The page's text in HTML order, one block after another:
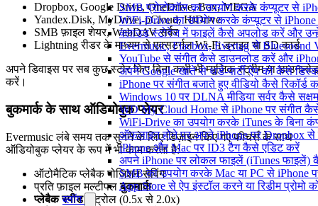
SMB प्रोटोकॉल का उपयोग करके कंप्यूटर से
WiFi-Drive का उपयोग करके कंप्यूटर से
क्लाउड स्टोरेज में फाइलें कैसे अपलोड करें और
Evermusic, Flacbox, Evertag से
YouTube से संगीत कैसे डाउनलोड करें और
अपने Google खाते से थर्ड-पार्टी ऐप को कैसे
iPhone पर संगीत बजाते हुए वीडियो कैसे रिकॉर्ड
Windows 10 पर DLNA मीडिया सर्वर कैसे
WD My Cloud Home से iPhone पर संगीत
WiFi-Drive का उपयोग करके iTunes के बिना
ऑफलाइन होने पर अपने iPhone पर Dropbox से
iPhone और Mac पर ID3 टैग कैसे एडिट करें
अपने iPhone पर लोकल फाइलें (iTunes फाइलें)
SMB का उपयोग करके Mac या PC से iPhone
App Store से ऐप इंस्टॉल करने या रिडीम प्रोमो
ब्लॉग
Dropbox, Google Drive, OneDrive, Box, MEGA
Yandex.Disk, MyDrive, pCloud, HiDrive
SMB फ़ाइल शेयर, WebDAV सर्वर
Lightning रीडर के माध्यम से एक्सटर्नल Wi-Fi ड्राइव या SD कार्ड
अपने डिवाइस पर सब कुछ स्टोर किए बिना कभी भी म्यूजिक स्ट्रीम या डाउनलोड
करें।
बुकमार्क के साथ ऑडियोबुक प्लेयर
Evermusic लंबे समय तक सुनने के लिए डिज़ाइन किए गए फीचर्स के साथ
ऑडियोबुक प्लेयर के रूप में भी काम करता है:
ऑटोमैटिक प्लेबैक पोज़िशन सेविंग
प्रति फ़ाइल मल्टीपलबुकमार्क
प्लेबैक स्पीडकंट्रोल (0.5x से 2.0x)